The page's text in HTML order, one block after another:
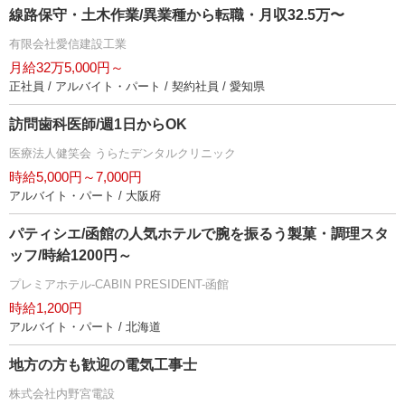
線路保守・土木作業/異業種から転職・月収32.5万〜
有限会社愛信建設工業
月給32万5,000円～
正社員 / アルバイト・パート / 契約社員 / 愛知県
訪問歯科医師/週1日からOK
医療法人健笑会 うらたデンタルクリニック
時給5,000円～7,000円
アルバイト・パート / 大阪府
パティシエ/函館の人気ホテルで腕を振るう製菓・調理スタ
ッフ/時給1200円～
プレミアホテル-CABIN PRESIDENT-函館
時給1,200円
アルバイト・パート / 北海道
地方の方も歓迎の電気工事士
株式会社内野宮電設